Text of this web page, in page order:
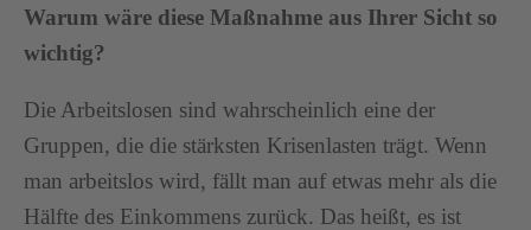
Warum wäre diese Maßnahme aus Ihrer Sicht so
wichtig?
Die Arbeitslosen sind wahrscheinlich eine der
Gruppen, die die stärksten Krisenlasten trägt. Wenn
man arbeitslos wird, fällt man auf etwas mehr als die
Hälfte des Einkommens zurück. Das heißt, es ist